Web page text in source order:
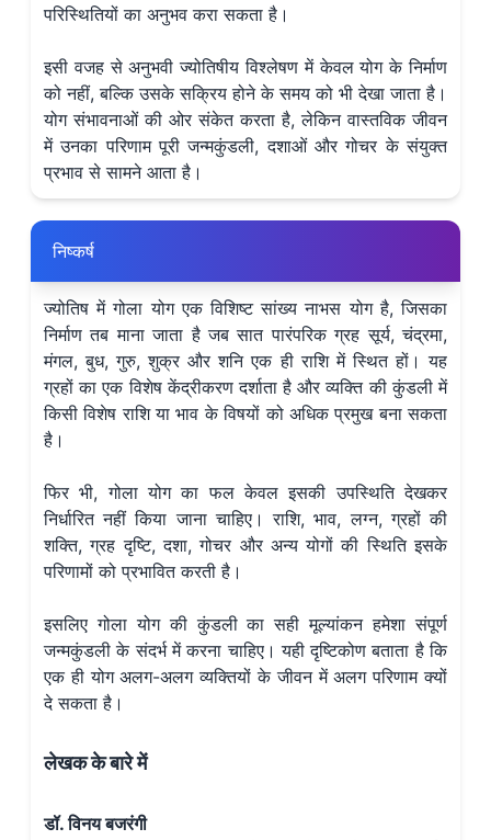
परिस्थितियों का अनुभव करा सकता है।
इसी वजह से अनुभवी ज्योतिषीय विश्लेषण में केवल योग के निर्माण
को नहीं, बल्कि उसके सक्रिय होने के समय को भी देखा जाता है।
योग संभावनाओं की ओर संकेत करता है, लेकिन वास्तविक जीवन
में उनका परिणाम पूरी जन्मकुंडली, दशाओं और गोचर के संयुक्त
प्रभाव से सामने आता है।
निष्कर्ष
ज्योतिष में गोला योग एक विशिष्ट सांख्य नाभस योग है, जिसका
निर्माण तब माना जाता है जब सात पारंपरिक ग्रह सूर्य, चंद्रमा,
मंगल, बुध, गुरु, शुक्र और शनि एक ही राशि में स्थित हों। यह
ग्रहों का एक विशेष केंद्रीकरण दर्शाता है और व्यक्ति की कुंडली में
किसी विशेष राशि या भाव के विषयों को अधिक प्रमुख बना सकता
है।
फिर भी, गोला योग का फल केवल इसकी उपस्थिति देखकर
निर्धारित नहीं किया जाना चाहिए। राशि, भाव, लग्न, ग्रहों की
शक्ति, ग्रह दृष्टि, दशा, गोचर और अन्य योगों की स्थिति इसके
परिणामों को प्रभावित करती है।
इसलिए गोला योग की कुंडली का सही मूल्यांकन हमेशा संपूर्ण
जन्मकुंडली के संदर्भ में करना चाहिए। यही दृष्टिकोण बताता है कि
एक ही योग अलग-अलग व्यक्तियों के जीवन में अलग परिणाम क्यों
दे सकता है।
लेखक के बारे में
डॉ. विनय बजरंगी